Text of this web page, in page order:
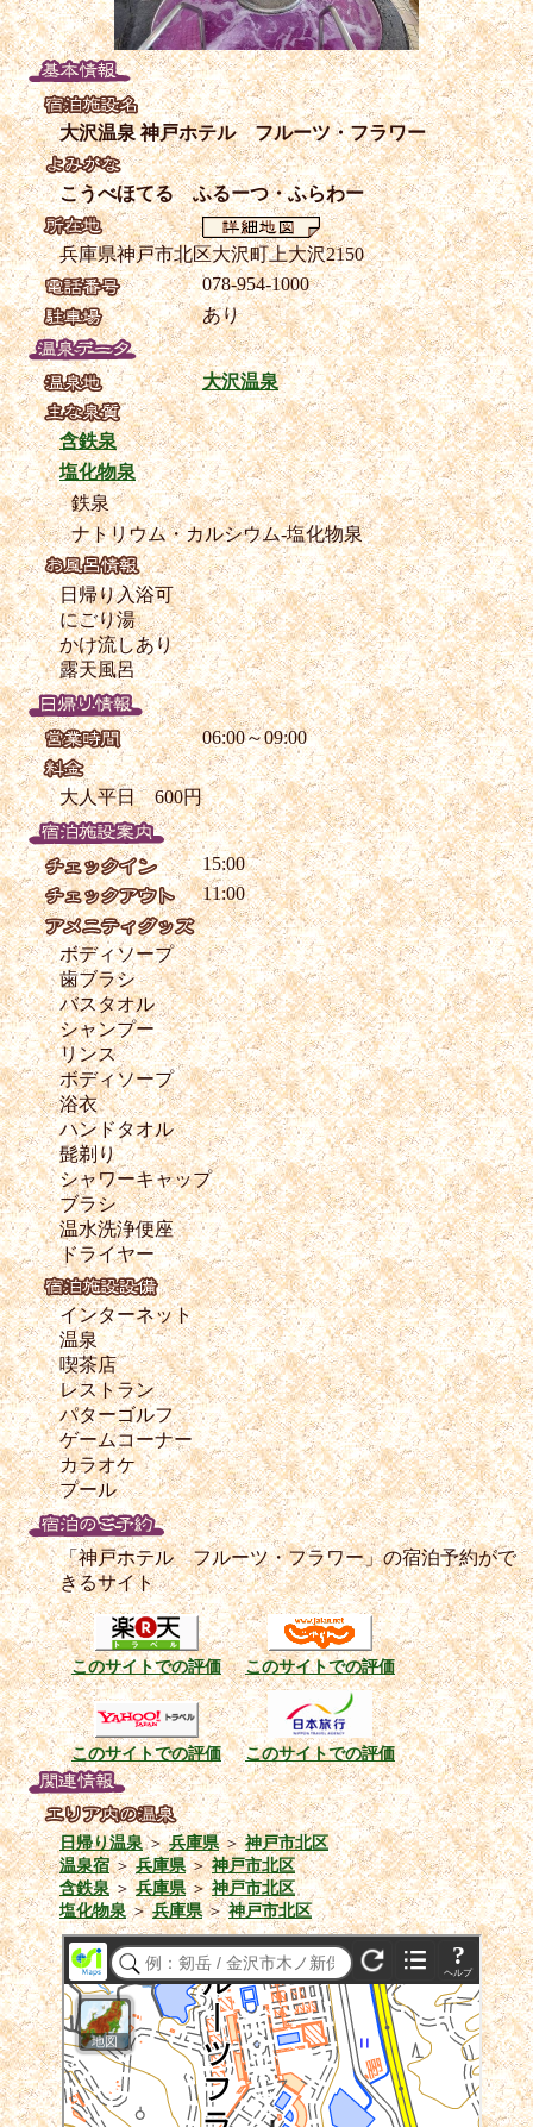
大沢温泉 神戸ホテル フルーツ・フラワー
こうべほてる ふるーつ・ふらわー
兵庫県神戸市北区大沢町上大沢2150
078-954-1000
あり
大沢温泉
含鉄泉
塩化物泉
鉄泉
ナトリウム・カルシウム-塩化物泉
日帰り入浴可
にごり湯
かけ流しあり
露天風呂
06:00～09:00
大人平日 600円
15:00
11:00
ボディソープ
歯ブラシ
バスタオル
シャンプー
リンス
ボディソープ
浴衣
ハンドタオル
髭剃り
シャワーキャップ
ブラシ
温水洗浄便座
ドライヤー
インターネット
温泉
喫茶店
レストラン
パターゴルフ
ゲームコーナー
カラオケ
プール
「神戸ホテル フルーツ・フラワー」の宿泊予約がで
きるサイト
このサイトでの評価 このサイトでの評価
このサイトでの評価 このサイトでの評価
日帰り温泉＞兵庫県＞神戸市北区
温泉宿＞兵庫県＞神戸市北区
含鉄泉＞兵庫県＞神戸市北区
塩化物泉＞兵庫県＞神戸市北区